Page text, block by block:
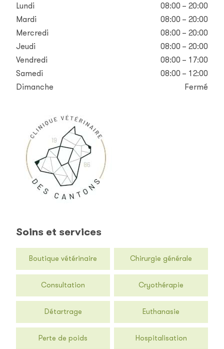
Lundi
08:00 – 20:00
Mardi
08:00 – 20:00
Mercredi
08:00 – 20:00
Jeudi
08:00 – 20:00
Vendredi
08:00 – 17:00
Samedi
08:00 – 12:00
Dimanche
Fermé
Soins et services
Boutique vétérinaire Chirurgie générale
Consultation Cryothérapie
Détartrage Euthanasie
Perte de poids Hospitalisation